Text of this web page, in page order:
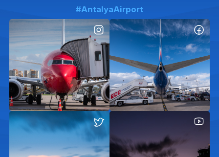
#AntalyaAirport